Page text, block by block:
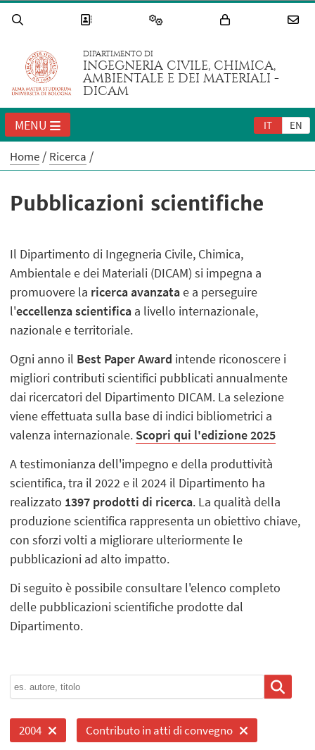
DIPARTIMENTO DI
INGEGNERIA CIVILE, CHIMICA,
AMBIENTALE E DEI MATERIALI -
DICAM
IT EN
MENU
Home Ricerca
Pubblicazioni scientifiche
Il Dipartimento di Ingegneria Civile, Chimica,
Ambientale e dei Materiali (DICAM) si impegna a
promuovere la ricerca avanzatae a perseguire
l'eccellenza scientifica a livello internazionale,
nazionale e territoriale.
Ogni anno il Best Paper Award intende riconoscere i
migliori contributi scientifici pubblicati annualmente
dai ricercatori del Dipartimento DICAM. La selezione
viene effettuata sulla base di indici bibliometrici a
valenza internazionale. Scopri qui l'edizione 2025
A testimonianza dell'impegno e della produttività
scientifica, tra il 2022 e il 2024 il Dipartimento ha
realizzato 1397 prodotti di ricerca. La qualità della
produzione scientifica rappresenta un obiettivo chiave,
con sforzi volti a migliorare ulteriormente le
pubblicazioni ad alto impatto.
Di seguito è possibile consultare l'elenco completo
delle pubblicazioni scientifiche prodotte dal
Dipartimento.
2004 Contributo in atti di convegno